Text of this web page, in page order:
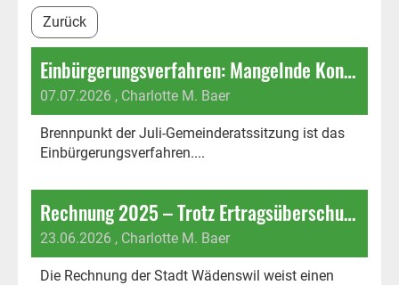
Zurück
Einbürgerungsverfahren: Mangelnde Konformität mit dem übergeordneten Recht beheben
07.07.2026 , Charlotte M. Baer
Brennpunkt der Juli-Gemeinderatssitzung ist das
Einbürgerungsverfahren....
Rechnung 2025 – Trotz Ertragsüberschuss: Freudentaumel fehl am Platz!
23.06.2026 , Charlotte M. Baer
Die Rechnung der Stadt Wädenswil weist einen